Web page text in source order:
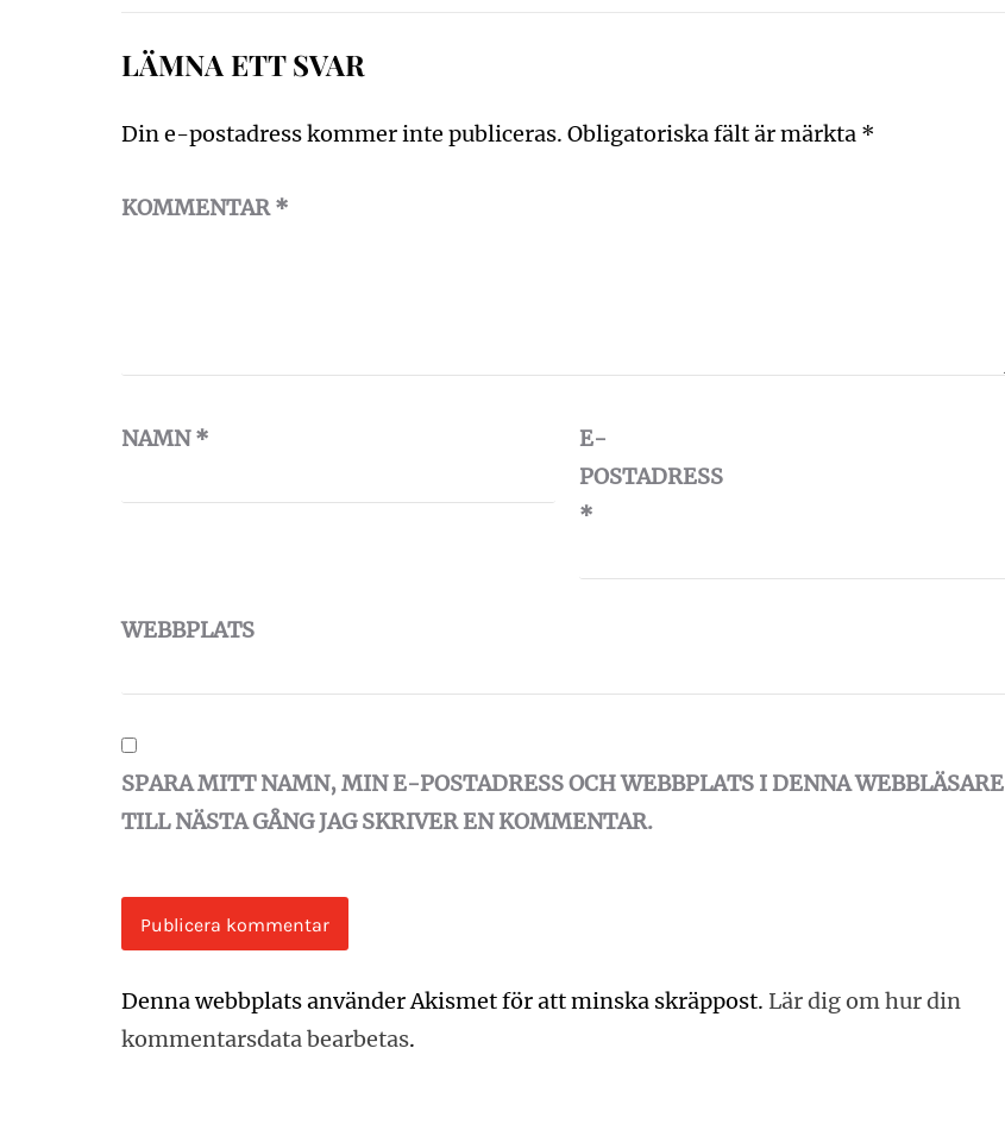
LÄMNA ETT SVAR
Din e-postadress kommer inte publiceras. Obligatoriska fält är märkta *
KOMMENTAR*
NAMN*
E-
POSTADRESS
*
WEBBPLATS
SPARA MITT NAMN, MIN E-POSTADRESS OCH WEBBPLATS I DENNA WEBBLÄSARE
TILL NÄSTA GÅNG JAG SKRIVER EN KOMMENTAR.
Denna webbplats använder Akismet för att minska skräppost. Lär dig om hur din
kommentarsdata bearbetas.